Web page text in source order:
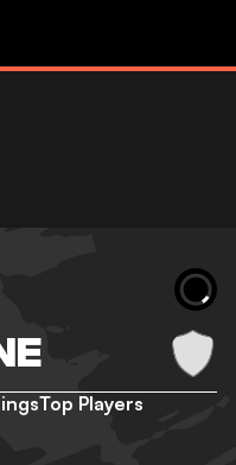
Top Players